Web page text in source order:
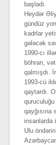
başladı.
Heydər
gündüz
kadrlar
gələcək
1990-cı
böhran,
qalmışdı.
1993-cü
qaytardı.
qayğısına
insanlarda
Ulu